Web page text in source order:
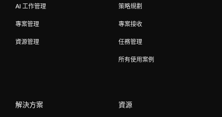
AI 工作管理
專案管理
資源管理
策略規劃
專案接收
任務管理
所有使用案例
解決方案 資源